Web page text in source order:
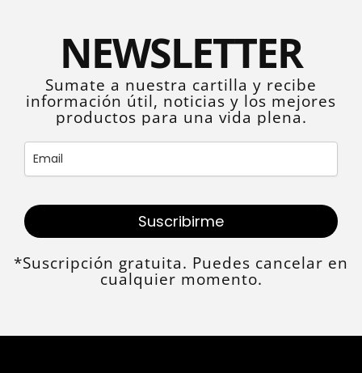
NEWSLETTER
Sumate a nuestra cartilla y recibe
información útil, noticias y los mejores
productos para una vida plena.
Suscribirme
*Suscripción gratuita. Puedes cancelar en
cualquier momento.